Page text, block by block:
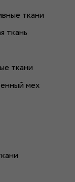
ткани
ткань
ткани
мех